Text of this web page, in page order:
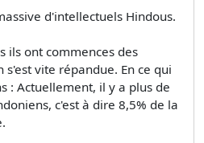
d'intellectuels Hindous.
ils ont commences des
vite répandue. En ce qui
: Actuellement, il y a plus de
c'est à dire 8,5% de la